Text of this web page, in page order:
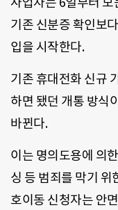
기존 신분증 확인보
입을 시작한다.
기존 휴대전화 신규
하면 됐던 개통 방식
바뀐다.
이는 명의도용에 의
싱 등 범죄를 막기 위
호이동 신청자는 안